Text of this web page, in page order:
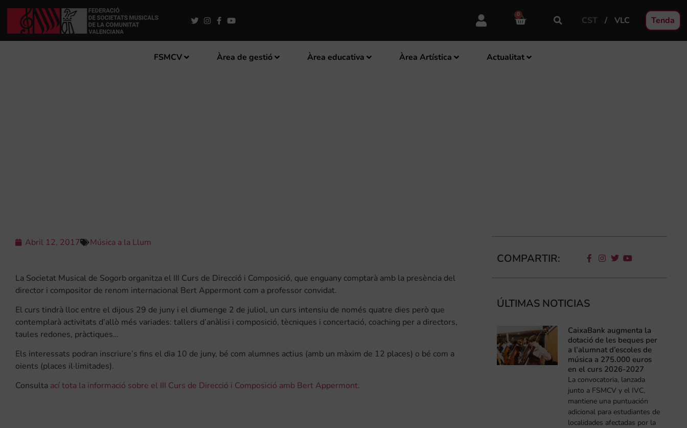
0
CST VLC Tenda
FSMCV Àrea de gestió Àrea educativa Àrea Artística Actualitat
Abril 12, 2017 Música a la Llum
La Societat Musical de Sogorb organitza el III Curs de Direcció i Composició, que enguany comptarà amb la presència del
director i compositor de renom internacional Bert Appermont com a professor convidat.
El curs tindrà lloc entre el dijous 29 de juny i el diumenge 2 de juliol, un curs intensiu de només quatre dies però que
contemplarà activitats d’allò més variades: tallers d’anàlisi i composició, tècniques i concertació, coaching per a directors,
taules redones, pràctiques…
Els interessats podran inscriure’s fins el dia 10 de juny, bé com alumnes actius (amb un màxim de 12 places) o bé com a
oients (places il·limitades).
Consulta ací tota la informació sobre el III Curs de Direcció i Composició amb Bert Appermont.
COMPARTIR:
ÚLTIMAS NOTICIAS
CaixaBank augmenta la
dotació de les beques per
a l’alumnat d’escoles de
música a 275.000 euros
en el curs 2026-2027
La convocatoria, lanzada
junto a FSMCV y el IVC,
mantiene una puntuación
adicional para estudiantes de
localidades afectadas por la